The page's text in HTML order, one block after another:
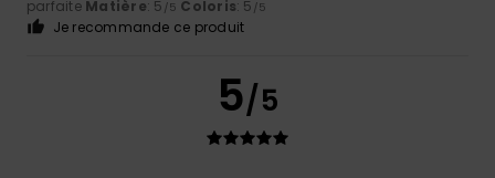
parfaite Matière: 5 /5 Coloris: 5 /5
Je recommande ce produit
5/5